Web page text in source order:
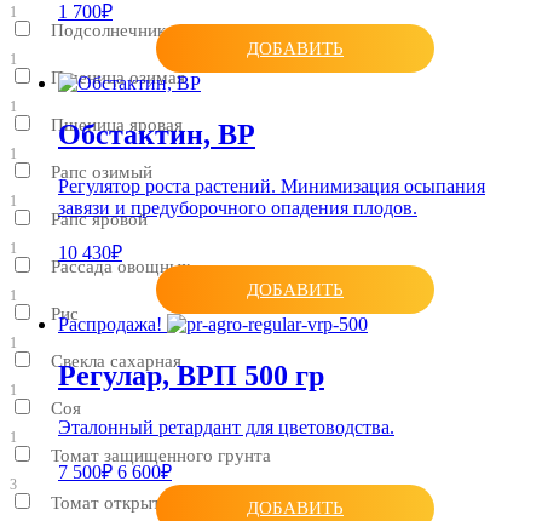
1
Подсолнечник
1
Пшеница озимая
1
Пшеница яровая
1
Рапс озимый
1
Рапс яровой
1
Рассада овощных
1
Рис
1
Свекла сахарная
1
Соя
1
Томат защищенного грунта
3
Томат открытого грунта
1 700₽
ДОБАВИТЬ
Обстактин, ВР
Регулятор роста растений. Минимизация осыпания
завязи и предуборочного опадения плодов.
10 430₽
ДОБАВИТЬ
Распродажа!
Регулар, ВРП 500 гр
Эталонный ретардант для цветоводства.
7 500₽ 6 600₽
ДОБАВИТЬ